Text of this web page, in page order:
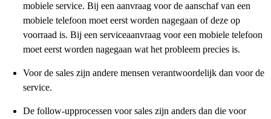
mobiele service. Bij een aanvraag voor de aanschaf van een
mobiele telefoon moet eerst worden nagegaan of deze op
voorraad is. Bij een serviceaanvraag voor een mobiele telefoon
moet eerst worden nagegaan wat het probleem precies is.
Voor de sales zijn andere mensen verantwoordelijk dan voor de
service.
De follow-upprocessen voor sales zijn anders dan die voor